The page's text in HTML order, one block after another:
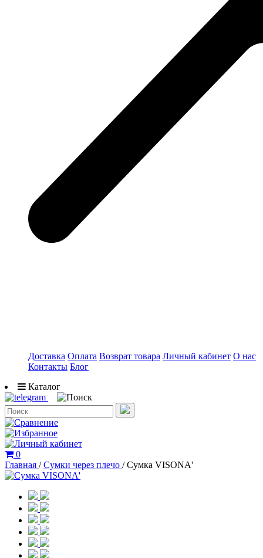
Доставка Оплата Возврат товара Личный кабинет О нас
Контакты Блог
Каталог
0
Главная / Сумки через плечо / Сумка VISONA'